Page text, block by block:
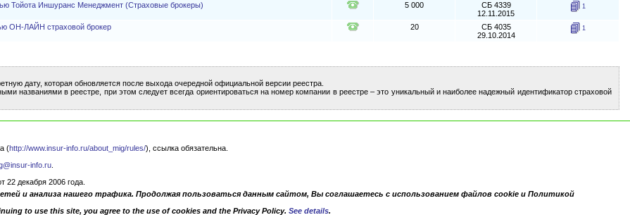
Тойота Иншуранс Менеджмент (Страховые брокеры) 5 000
СБ 4339
12.11.2015
1
ОН-ЛАЙН страховой брокер 20
СБ 4035
29.10.2014
1
дату, которая обновляется после выхода очередной официальной версии реестра.
названиями в реестре, при этом следует всегда ориентироваться на номер компании в реестре – это уникальный и наиболее надежный идентификатор страховой
(http://www.insur-info.ru/about_mig/rules/), ссылка обязательна.
info.ru
декабря 2006 года.
и анализа нашего трафика. Продолжая пользоваться данным сайтом, Вы соглашаетесь с использованием файлов cookie и Политикой
to use this site, you agree to the use of cookies and the Privacy Policy. See details.